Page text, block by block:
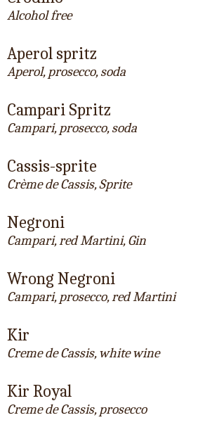
Alcohol free
Aperol spritz
Aperol, prosecco, soda
Campari Spritz
Campari, prosecco, soda
Cassis-sprite
Crème de Cassis, Sprite
Negroni
Campari, red Martini, Gin
Wrong Negroni
Campari, prosecco, red Martini
Kir
Creme de Cassis, white wine
Kir Royal
Creme de Cassis, prosecco